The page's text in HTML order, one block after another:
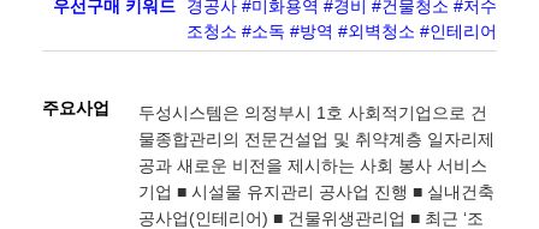
우선구매 키워드
경공사 #미화용역 #경비 #건물청소 #저수
조청소 #소독 #방역 #외벽청소 #인테리어
주요사업
두성시스템은 의정부시 1호 사회적기업으로 건
물종합관리의 전문건설업 및 취약계층 일자리제
공과 새로운 비전을 제시하는 사회 봉사 서비스
기업 ■ 시설물 유지관리 공사업 진행 ■ 실내건축
공사업(인테리어) ■ 건물위생관리업 ■ 최근 ‘조